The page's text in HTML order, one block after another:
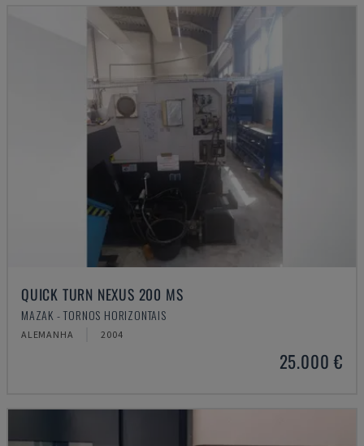
QUICK TURN NEXUS 200 MS
MAZAK - TORNOS HORIZONTAIS
ALEMANHA 2004
25.000 €